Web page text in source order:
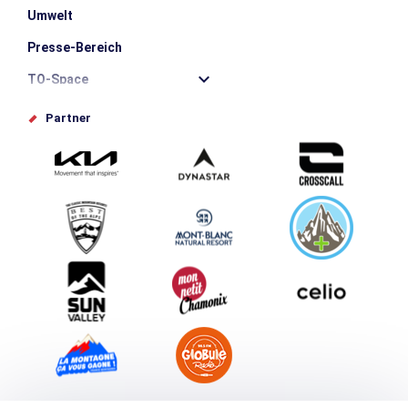
Umwelt
Presse-Bereich
TO-Space
Offices de tourisme
Schlagen Sie Ihr Event vor
Service groupes et séminaires
Herunterladen
Tourismus & Behinderung
Partner